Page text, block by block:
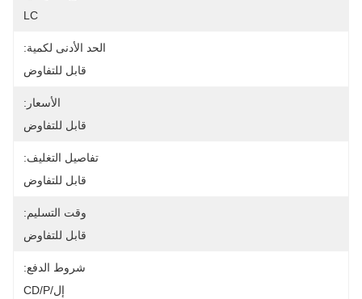
LC
الحد الأدنى لكمية:
قابل للتفاوض
الأسعار:
قابل للتفاوض
تفاصيل التغليف:
قابل للتفاوض
وقت التسليم:
قابل للتفاوض
شروط الدفع:
إل/CD/P